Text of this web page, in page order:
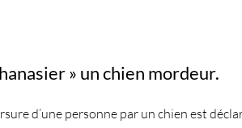
» un chien mordeur.
d’une personne par un chien est